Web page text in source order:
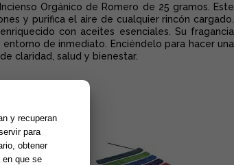
Orgánico de Romero de 25 gramos. Este
y purifica el aire de cualquier rincón cargado.
con aceites esenciales. Su fragancia
de inmediato. Enciéndelo para hacer una
claridad, salud y bienestar.
y recuperan
para
obtener
en que se